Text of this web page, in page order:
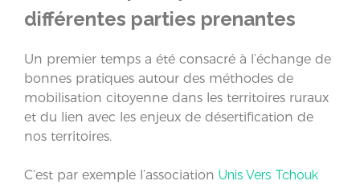
différentes parties prenantes
Un premier temps a été consacré à l’échange de
bonnes pratiques autour des méthodes de
mobilisation citoyenne dans les territoires ruraux
et du lien avec les enjeux de désertification de
nos territoires.
C’est par exemple l’association Unis Vers Tchouk